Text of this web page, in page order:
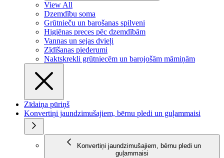
View All
Dzemdību soma
Grūtnieču un barošanas spilveni
Higiēnas preces pēc dzemdībām
Vannas un sejas dvieļi
Zīdīšanas piederumi
Naktskrekli grūtniecēm un barojošām māmiņām
Zīdaiņa pūriņš
Konvertiņi jaundzimušajiem, bērnu pledi un guļammaisi
Konvertiņi jaundzimušajiem, bērnu pledi un
guļammaisi